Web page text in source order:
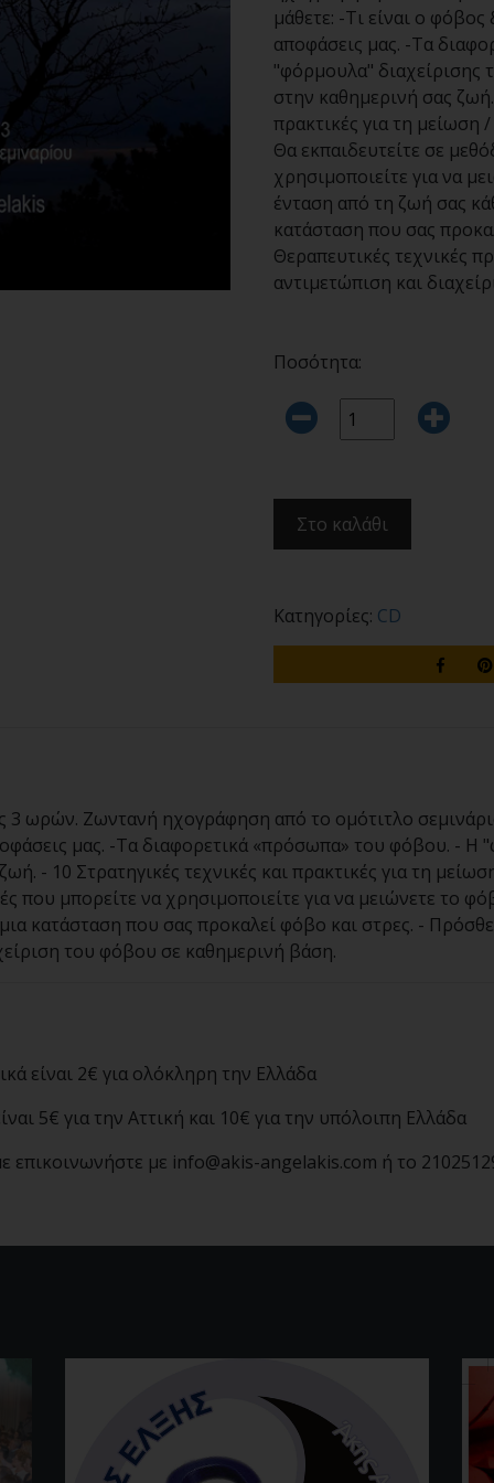
μάθετε: -Τι είναι ο
αποφάσεις μας. -Τα
"φόρμουλα"
στην καθημερινή σας
πρακτικές για τη
Θα εκπαιδευτείτε σε
χρησιμοποιείτε για να
ένταση από τη ζωή σας
κατάσταση που σας
Θεραπευτικές τεχνικές
αντιμετώπιση και
Ποσότητα:
Στο καλάθι
Κατηγορίες: CD
3 ωρών. Ζωντανή ηχογράφηση από το ομότιτλο
μας. -Τα διαφορετικά «πρόσωπα» του φόβου. -
- 10 Στρατηγικές τεχνικές και πρακτικές για τη
που μπορείτε να χρησιμοποιείτε για να μειώνετε το
κατάσταση που σας προκαλεί φόβο και στρες. -
του φόβου σε καθημερινή βάση.
είναι 2€ για ολόκληρη την Ελλάδα
5€ για την Αττική και 10€ για την υπόλοιπη Ελλάδα
επικοινωνήστε με info@akis-angelakis.com ή το